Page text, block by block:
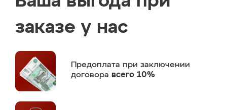
заказе у нас
Предоплата при заключении
договора всего 10%